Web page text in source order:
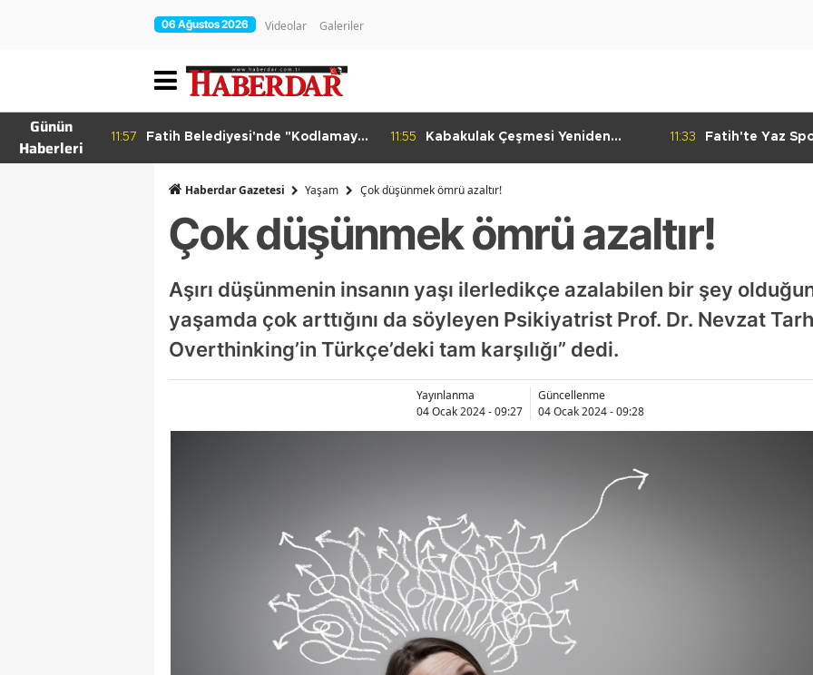
06 Ağustos 2026 Videolar Galeriler
Günün
Haberleri
11:57
Fatih Belediyesi'nde "Kodlamaya
11:55
Kabakulak Çeşmesi Yeniden
11:33
Fatih'te Yaz
Haberdar Gazetesi Yaşam Çok düşünmek ömrü azaltır!
Çok düşünmek ömrü azaltır!
Aşırı düşünmenin insanın yaşı ilerledikçe azalabilen bir şey
yaşamda çok arttığını da söyleyen Psikiyatrist Prof. Dr. Nevzat
Overthinking’in Türkçe’deki tam karşılığı” dedi.
Yayınlanma
04 Ocak 2024 - 09:27
Güncellenme
04 Ocak 2024 - 09:28